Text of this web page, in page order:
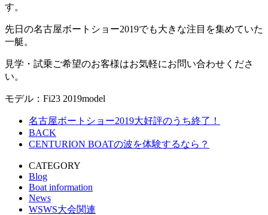
す。
先日の名古屋ボートショー2019でも大きな注目を集めていた
一艇。
見学・試乗ご希望のお客様はお気軽にお問い合わせくださ
い。
モデル：Fi23 2019model
名古屋ボートショー2019大好評のうち終了！
BACK
CENTURION BOATの波を体験するなら？
CATEGORY
Blog
Boat information
News
WSWS大会関連